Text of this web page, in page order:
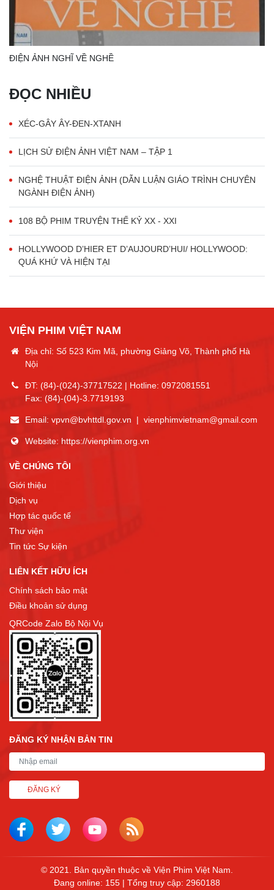
ĐIỆN ẢNH NGHĨ VỀ NGHỀ
ĐỌC NHIỀU
XÉC-GÂY ÂY-ĐEN-XTANH
LỊCH SỬ ĐIỆN ẢNH VIỆT NAM – TẬP 1
NGHỆ THUẬT ĐIỆN ẢNH (DẪN LUẬN GIÁO TRÌNH CHUYÊN
NGÀNH ĐIỆN ẢNH)
108 BỘ PHIM TRUYỆN THẾ KỶ XX - XXI
HOLLYWOOD D’HIER ET D’AUJOURD’HUI/ HOLLYWOOD:
QUÁ KHỨ VÀ HIỆN TẠI
VIỆN PHIM VIỆT NAM
Địa chỉ: Số 523 Kim Mã, phường Giảng Võ, Thành phố Hà
Nội
ĐT: (84)-(024)-37717522 | Hotline: 0972081551
Fax: (84)-(04)-3.7719193
Email: vpvn@bvhttdl.gov.vn | vienphimvietnam@gmail.com
Website: https://vienphim.org.vn
VỀ CHÚNG TÔI
Giới thiệu
Dịch vụ
Hợp tác quốc tế
Thư viện
Tin tức Sự kiện
LIÊN KẾT HỮU ÍCH
Chính sách bảo mật
Điều khoản sử dụng
QRCode Zalo Bộ Nội Vụ
ĐĂNG KÝ NHẬN BẢN TIN
ĐĂNG KÝ
© 2021. Bản quyền thuộc về Viện Phim Việt Nam.
Đang online: 155 | Tổng truy cập: 2960188